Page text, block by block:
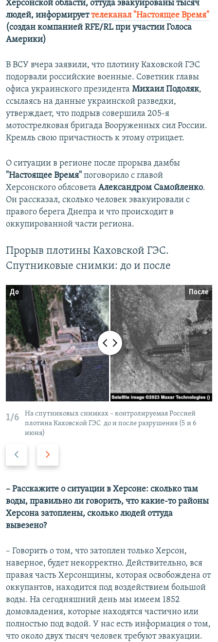
Херсонской области, оттуда эвакуированы тысяч
людей, информируеттелеканал "Настоящее Время"
(создан компанией RFE/RL при участии Голоса
Америки)
В ВСУ вчера заявили, что плотину Каховской ГЭС
подорвали российские военные. Советник главы
офиса украинского президента Михаил Подоляк,
ссылаясь на данные украинской разведки,
утверждает, что подрыв совершила 205-я
мотострелковая бригада Вооруженных сил России.
Кремль свою причастность к этому отрицает.
О ситуации в регионе после прорыва дамбы
"Настоящее Время" поговорило с главой
Херсонского облсовета Александром Самойленко.
Он рассказал, сколько человек эвакуировали с
правого берега Днепра и что происходит в
оккупированной части региона.
Прорыв плотины Каховской ГЭС.
Спутниковые снимки: до и после
До После
1/6
На спутниковых снимках – контролируемая Россией
плотина Каховской ГЭС до и после разрушения (5 и 6
июня)
д
ы
д
у
й
с
л
а
й
д
д
у
ю
щ
й
с
л
а
й
д
– Расскажите о ситуации в Херсоне: сколько там
воды, правильно ли говорить, что какие-то районы
Херсона затоплены, сколько людей оттуда
вывезено?
– Говорить о том, что затоплен только Херсон,
наверное, будет некорректно. Действительно, вся
правая часть Херсонщины, которая освобождена от
оккупантов, находится под воздействием большой
воды. На сегодняшний день мы имеем 1852
домовладения, которые находятся частично или
полностью под водой. У нас есть информация о том,
что около двух тысяч человек требуют эвакуации.